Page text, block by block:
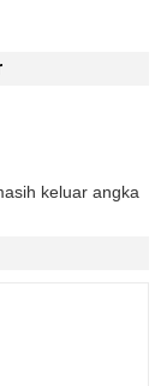
keluar angka